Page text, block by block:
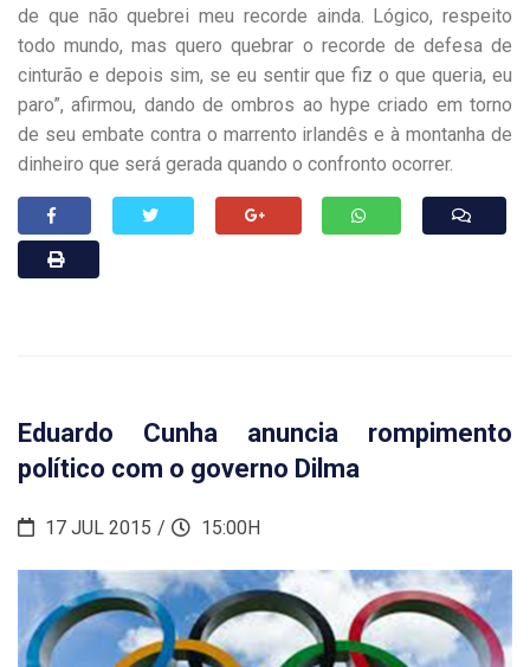
de que não quebrei meu recorde ainda. Lógico, respeito
todo mundo, mas quero quebrar o recorde de defesa de
cinturão e depois sim, se eu sentir que fiz o que queria, eu
paro”, afirmou, dando de ombros ao hype criado em torno
de seu embate contra o marrento irlandês e à montanha de
dinheiro que será gerada quando o confronto ocorrer.
Eduardo Cunha anuncia rompimento
político com o governo Dilma
17 JUL 2015 15:00H